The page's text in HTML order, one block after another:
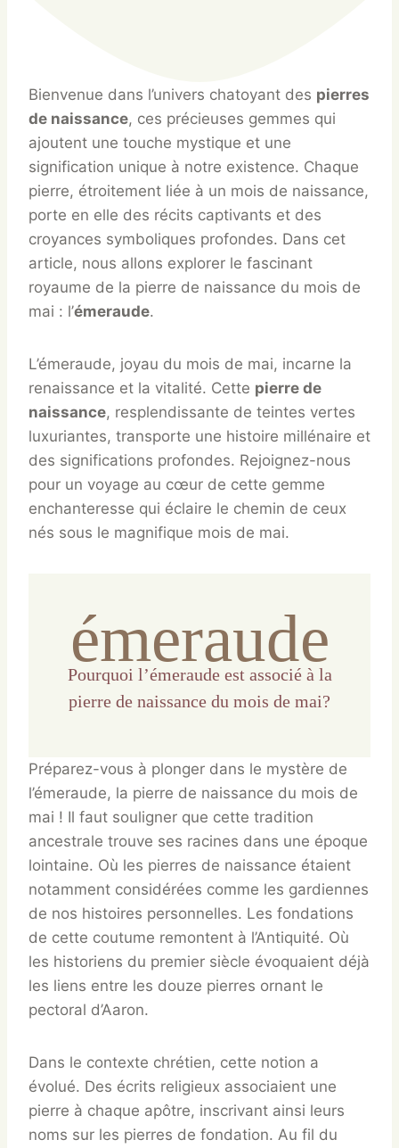
Bienvenue dans l’univers chatoyant des pierres
de naissance, ces précieuses gemmes qui
ajoutent une touche mystique et une
signification unique à notre existence. Chaque
pierre, étroitement liée à un mois de naissance,
porte en elle des récits captivants et des
croyances symboliques profondes. Dans cet
article, nous allons explorer le fascinant
royaume de la pierre de naissance du mois de
mai : l’émeraude.
L’émeraude, joyau du mois de mai, incarne la
renaissance et la vitalité. Cette pierre de
naissance, resplendissante de teintes vertes
luxuriantes, transporte une histoire millénaire et
des significations profondes. Rejoignez-nous
pour un voyage au cœur de cette gemme
enchanteresse qui éclaire le chemin de ceux
nés sous le magnifique mois de mai.
émeraude
Pourquoi l’émeraude est associé à la
pierre de naissance du mois de mai?
Préparez-vous à plonger dans le mystère de
l’émeraude, la pierre de naissance du mois de
mai ! Il faut souligner que cette tradition
ancestrale trouve ses racines dans une époque
lointaine. Où les pierres de naissance étaient
notamment considérées comme les gardiennes
de nos histoires personnelles. Les fondations
de cette coutume remontent à l’Antiquité. Où
les historiens du premier siècle évoquaient déjà
les liens entre les douze pierres ornant le
pectoral d’Aaron.
Dans le contexte chrétien, cette notion a
évolué. Des écrits religieux associaient une
pierre à chaque apôtre, inscrivant ainsi leurs
noms sur les pierres de fondation. Au fil du